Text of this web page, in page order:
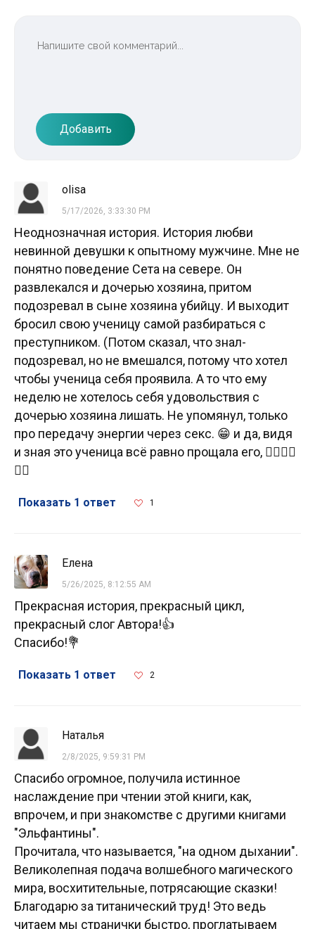
Добавить
olisa
5/17/2026, 3:33:30 PM
Неоднозначная история. История любви
невинной девушки к опытному мужчине. Мне не
понятно поведение Сета на севере. Он
развлекался и дочерью хозяина, притом
подозревал в сыне хозяина убийцу. И выходит
бросил свою ученицу самой разбираться с
преступником. (Потом сказал, что знал-
подозревал, но не вмешался, потому что хотел
чтобы ученица себя проявила. А то что ему
неделю не хотелось себя удовольствия с
дочерью хозяина лишать. Не упомянул, только
про передачу энергии через секс. 😁 и да, видя
и зная это ученица всё равно прощала его, 🤦‍♀️🤦‍♀️
🤦‍♀️
Показать 1 ответ 1
Елена
5/26/2025, 8:12:55 AM
Прекрасная история, прекрасный цикл,
прекрасный слог Автора!👍
Спасибо!💐
Показать 1 ответ 2
Наталья
2/8/2025, 9:59:31 PM
Спасибо огромное, получила истинное
наслаждение при чтении этой книги, как,
впрочем, и при знакомстве с другими книгами
"Эльфантины".
Прочитала, что называется, "на одном дыхании".
Великолепная подача волшебного магического
мира, восхитительные, потрясающие сказки!
Благодарю за титанический труд! Это ведь
читаем мы странички быстро, проглатываем